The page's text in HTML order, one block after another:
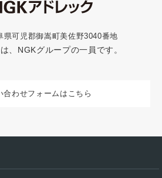
県可児郡御嵩町美佐野3040番地
、NGKグループの一員です。
合わせフォームはこちら